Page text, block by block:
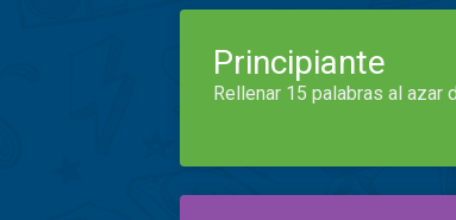
Principiante
Rellenar 15 palabras al azar